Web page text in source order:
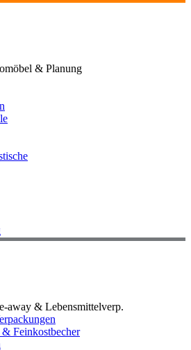
& Planung
away & Lebensmittelverp.
Feinkostbecher